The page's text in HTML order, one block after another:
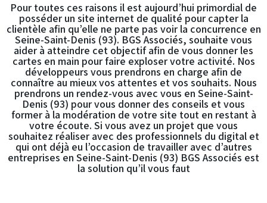
Pour toutes ces raisons il est aujourd’hui primordial de
posséder un site internet de qualité pour capter la
clientèle afin qu’elle ne parte pas voir la concurrence en
Seine-Saint-Denis (93). BGS Associés, souhaite vous
aider à atteindre cet objectif afin de vous donner les
cartes en main pour faire exploser votre activité. Nos
développeurs vous prendrons en charge afin de
connaître au mieux vos attentes et vos souhaits. Nous
prendrons un rendez-vous avec vous en Seine-Saint-
Denis (93) pour vous donner des conseils et vous
former à la modération de votre site tout en restant à
votre écoute. Si vous avez un projet que vous
souhaitez réaliser avec des professionnels du digital et
qui ont déjà eu l’occasion de travailler avec d’autres
entreprises en Seine-Saint-Denis (93) BGS Associés est
la solution qu’il vous faut